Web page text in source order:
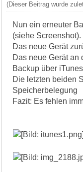
(Dieser Beitrag wurde
Nun ein erneuter
(siehe Screenshot).
Das neue Gerät
Das neue Gerät
Backup über
Die letzten beiden
Speicherbelegung
Fazit: Es fehlen